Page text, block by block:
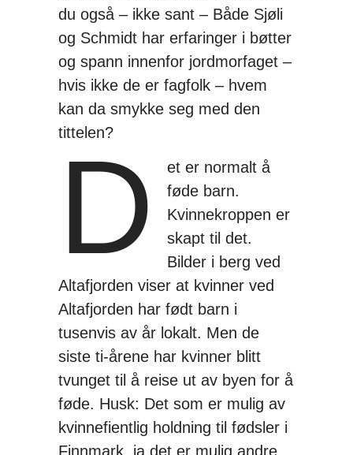
du også – ikke sant – Både Sjøli
og Schmidt har erfaringer i bøtter
og spann innenfor jordmorfaget –
hvis ikke de er fagfolk – hvem
kan da smykke seg med den
tittelen?
D
et er normalt å
føde barn.
Kvinnekroppen er
skapt til det.
Bilder i berg ved
Altafjorden viser at kvinner ved
Altafjorden har født barn i
tusenvis av år lokalt. Men de
siste ti-årene har kvinner blitt
tvunget til å reise ut av byen for å
føde. Husk: Det som er mulig av
kvinnefientlig holdning til fødsler i
Finnmark, ja det er mulig andre